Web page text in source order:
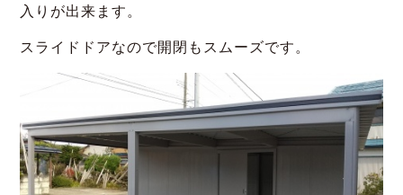
入りが出来ます。
スライドドアなので開閉もスムーズです。